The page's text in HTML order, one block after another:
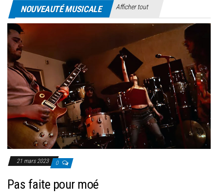
NOUVEAUTÉ MUSICALE Afficher tout
21 mars 2023 0
Pas faite pour moé